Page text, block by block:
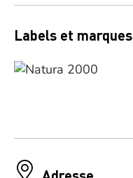
Labels et marques